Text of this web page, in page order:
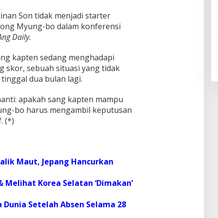
Son tidak menjadi starter
Myung-bo dalam konferensi
Daily.
kapten sedang menghadapi
skor, sebuah situasi yang tidak
dua bulan lagi.
apakah sang kapten mampu
bo harus mengambil keputusan
(*)
Maut, Jepang Hancurkan
Korea Selatan ‘Dimakan’
Setelah Absen Selama 28
Pendaftaran Istana Dibuka,
09:13 WIB